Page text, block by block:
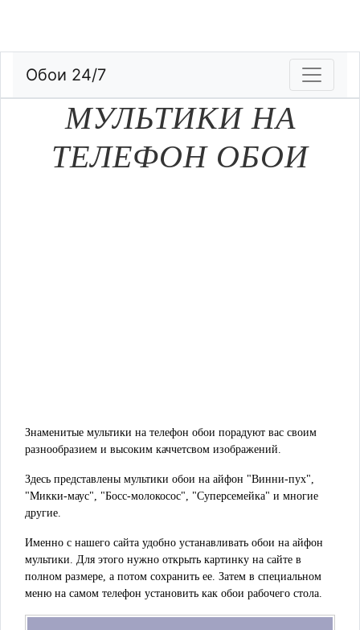
Обои 24/7
МУЛЬТИКИ НА
ТЕЛЕФОН ОБОИ
Знаменитые мультики на телефон обои порадуют вас своим
разнообразием и высоким каччетсвом изображений.
Здесь представлены мультики обои на айфон "Винни-пух",
"Микки-маус", "Босс-молокосос", "Суперсемейка" и многие
другие.
Именно с нашего сайта удобно устанавливать обои на айфон
мультики. Для этого нужно открыть картинку на сайте в
полном размере, а потом сохранить ее. Затем в специальном
меню на самом телефон установить как обои рабочего стола.